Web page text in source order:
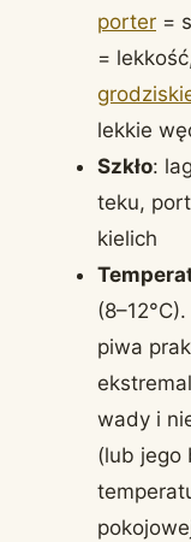
porter =
=
lekkie
Szkło:
teku,
kielich
piwa
wady i
(lub jego